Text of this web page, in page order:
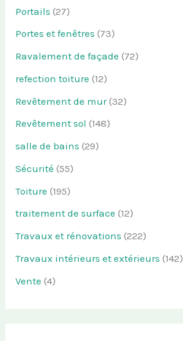
Portails (27)
Portes et fenêtres (73)
Ravalement de façade (72)
refection toiture (12)
Revêtement de mur(32)
Revêtement sol (148)
salle de bains (29)
Sécurité (55)
Toiture (195)
traitement de surface (12)
Travaux et rénovations (222)
Travaux intérieurs et extérieurs (142)
Vente (4)